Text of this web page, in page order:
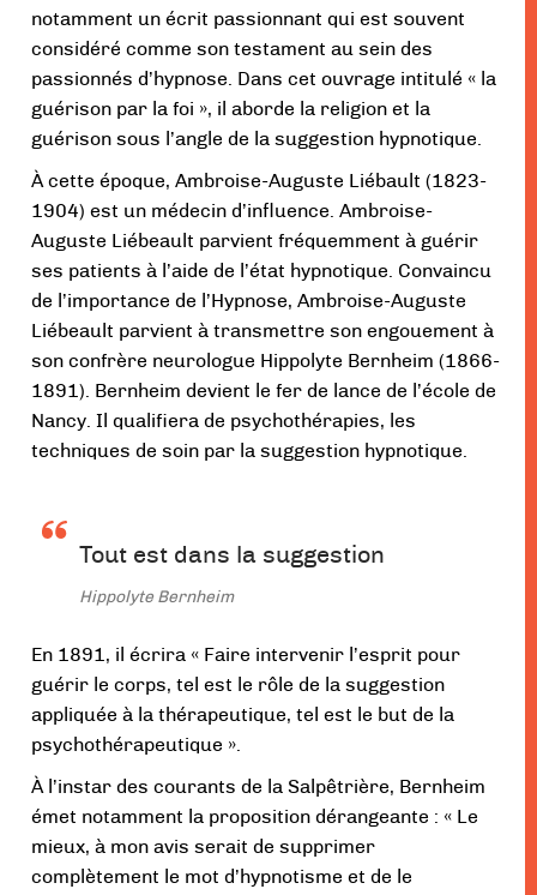
notamment un écrit passionnant qui est souvent
considéré comme son testament au sein des
passionnés d’hypnose. Dans cet ouvrage intitulé « la
guérison par la foi », il aborde la religion et la
guérison sous l’angle de la suggestion hypnotique.
À cette époque, Ambroise-Auguste Liébault (1823-
1904) est un médecin d’influence. Ambroise-
Auguste Liébeault parvient fréquemment à guérir
ses patients à l’aide de l’état hypnotique. Convaincu
de l’importance de l’Hypnose, Ambroise-Auguste
Liébeault parvient à transmettre son engouement à
son confrère neurologue Hippolyte Bernheim (1866-
1891). Bernheim devient le fer de lance de l’école de
Nancy. Il qualifiera de psychothérapies, les
techniques de soin par la suggestion hypnotique.
Tout est dans la suggestion
Hippolyte Bernheim
En 1891, il écrira « Faire intervenir l’esprit pour
guérir le corps, tel est le rôle de la suggestion
appliquée à la thérapeutique, tel est le but de la
psychothérapeutique ».
À l’instar des courants de la Salpêtrière, Bernheim
émet notamment la proposition dérangeante : « Le
mieux, à mon avis serait de supprimer
complètement le mot d’hypnotisme et de le